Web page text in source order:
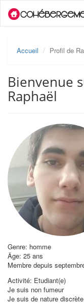
Accueil Profil de
Bienvenue
Raphaël
Genre: homme
Âge: 25 ans
Membre depuis
Activité: Etudiant(e)
Je suis non fumeur
Je suis de nature discrète